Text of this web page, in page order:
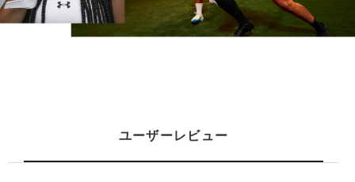
ユーザーレビュー